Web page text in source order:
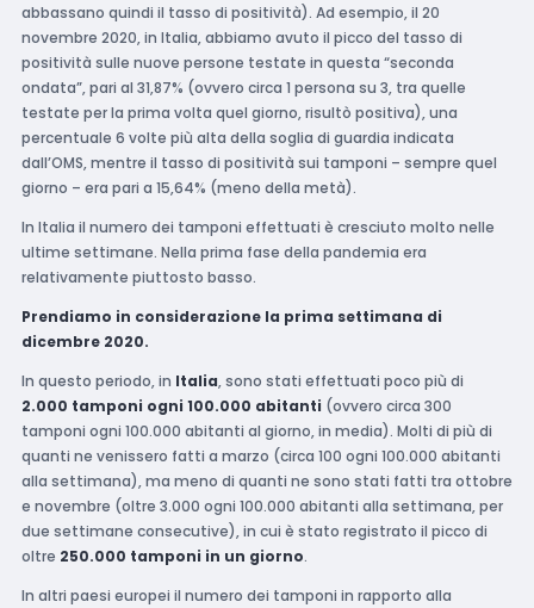
abbassano quindi il tasso di positività). Ad esempio, il 20
novembre 2020, in Italia, abbiamo avuto il picco del tasso di
positività sulle nuove persone testate in questa “seconda
ondata”, pari al 31,87% (ovvero circa 1 persona su 3, tra quelle
testate per la prima volta quel giorno, risultò positiva), una
percentuale 6 volte più alta della soglia di guardia indicata
dall’OMS, mentre il tasso di positività sui tamponi – sempre quel
giorno – era pari a 15,64% (meno della metà).
In Italia il numero dei tamponi effettuati è cresciuto molto nelle
ultime settimane. Nella prima fase della pandemia era
relativamente piuttosto basso.
Prendiamo in considerazione la prima settimana di
dicembre 2020.
In questo periodo, in Italia, sono stati effettuati poco più di
2.000 tamponi ogni 100.000 abitanti (ovvero circa 300
tamponi ogni 100.000 abitanti al giorno, in media). Molti di più di
quanti ne venissero fatti a marzo (circa 100 ogni 100.000 abitanti
alla settimana), ma meno di quanti ne sono stati fatti tra ottobre
e novembre (oltre 3.000 ogni 100.000 abitanti alla settimana, per
due settimane consecutive), in cui è stato registrato il picco di
oltre 250.000 tamponi in un giorno.
In altri paesi europei il numero dei tamponi in rapporto alla